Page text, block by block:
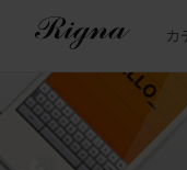
カ